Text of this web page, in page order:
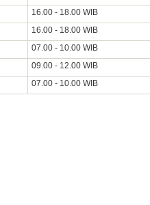
16.00 - 18.00 WIB
16.00 - 18.00 WIB
07.00 - 10.00 WIB
09.00 - 12.00 WIB
07.00 - 10.00 WIB